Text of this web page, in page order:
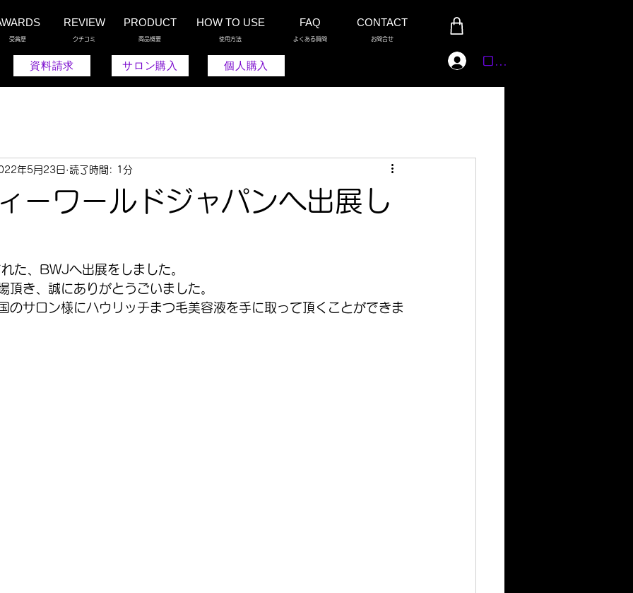
資料請求 サロン購入 個人購入
受賞歴
REVIEW
クチコミ
PRODUCT
商品概要
HOW TO USE
使用方法
FAQ
よくある質問
CONTACT
お問合せ
ログイン
ーワールドジャパンへ出展し
年5月23日 読了時間: 1分
た、BWJへ出展をしました。
頂き、誠にありがとうごいました。
のサロン様にハウリッチまつ毛美容液を手に取って頂くことができま